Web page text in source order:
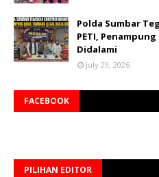
Polda Sumbar
PETI,
Didalami
July 29, 2026
FACEBOOK
PILIHAN EDITOR